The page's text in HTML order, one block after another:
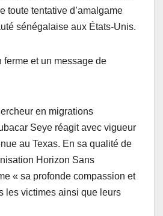
toute tentative d’amalgame
sénégalaise aux États-Unis.
ferme et un message de
en migrations
Seye réagit avec vigueur
au Texas. En sa qualité de
Horizon Sans
« sa profonde compassion et
les victimes ainsi que leurs